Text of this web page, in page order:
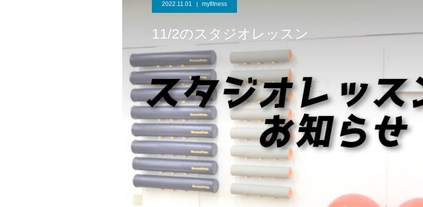
2022.11.01 myfitness
11/2のスタジオレッスン